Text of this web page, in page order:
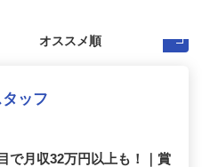
ッフ
で月収32万円以上も！｜賞